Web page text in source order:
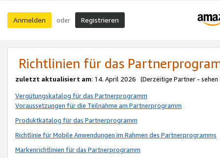
Anmelden oder Registrieren
Richtlinien für das
zuletzt aktualisiert am: 14. April 2026 (Derzeitige Partner - sehen
Vergütungskatalog für das Partnerprogramm
Voraussetzungen für die Teilnahme am Partnerprogramm
Produktkatalog für das Partnerprogramm
Richtlinie für Mobile Anwendungen im Rahmen des Partnerprogramms
Markenrichtlinien für das Partnerprogramm